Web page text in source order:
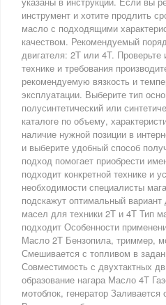
инструмент и хотите продлить
масло с подходящими
качеством. Рекомендуемый
двигателя: 2T или 4T.
технике и требования
рекомендуемую вязкость и
эксплуатации. Выберите тип
полусинтетический или
каталоге по объему,
наличие нужной позиции в
и выберите удобный способ
подход помогает приобрести
подходит конкретной технике и
необходимости специалисты
подскажут оптимальный
масел для техники 2T и 4T Тип
подходит Особенности
Масло 2T Бензопила, триммер,
Смешивается с топливом в
Совместимость с двухтактных
образование нагара Масло 4T
мотоблок, генератор Заливается